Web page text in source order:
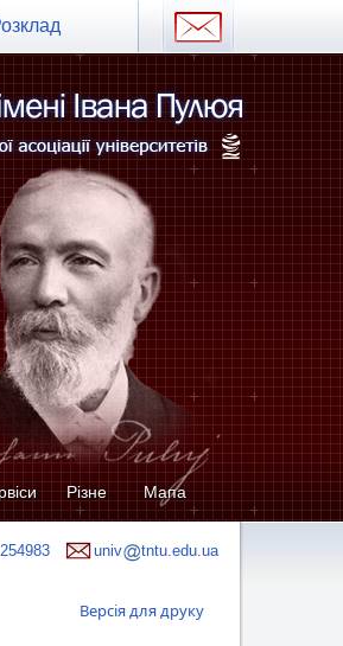
Різне Мапа
univ tntu.edu.ua
Версія для друку